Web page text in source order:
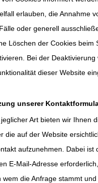
erlauben, die Annahme
oder generell
Löschen der Cookies beim
Bei der Deaktivierung
dieser Website
unserer
Art bieten wir Ihnen
die auf der Website
aufzunehmen. Dabei ist
E-Mail-Adresse
wem die Anfrage stammt